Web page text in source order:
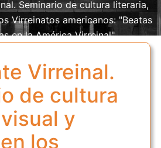
Seminario de cultura literaria,
Virreinatos americanos: "Beatas
en la América Virreinal"
Virreinal.
de cultura
y
los